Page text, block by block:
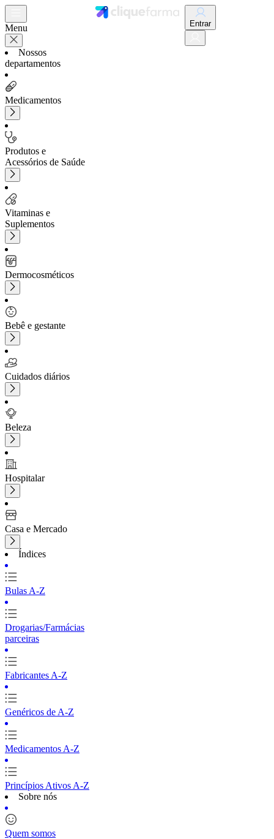
Menu
Nossos
departamentos
Medicamentos
Produtos e
Acessórios de Saúde
Vitaminas e
Suplementos
Dermocosméticos
Bebê e gestante
Cuidados diários
Beleza
Hospitalar
Casa e Mercado
Índices
Bulas A-Z
Drogarias/Farmácias
parceiras
Fabricantes A-Z
Genéricos de A-Z
Medicamentos A-Z
Princípios Ativos A-Z
Sobre nós
Quem somos
Entrar